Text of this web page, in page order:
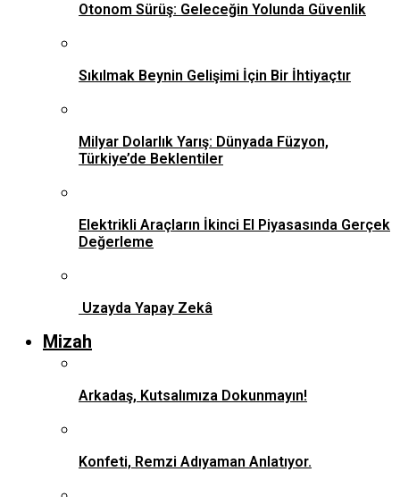
Otonom Sürüş: Geleceğin Yolunda Güvenlik
Sıkılmak Beynin Gelişimi İçin Bir İhtiyaçtır
Milyar Dolarlık Yarış: Dünyada Füzyon,
Türkiye’de Beklentiler
Elektrikli Araçların İkinci El Piyasasında Gerçek
Değerleme
Uzayda Yapay Zekâ
Mizah
Arkadaş, Kutsalımıza Dokunmayın!
Konfeti, Remzi Adıyaman Anlatıyor.